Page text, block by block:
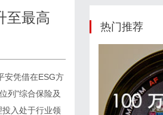
至最高
安凭借在ESG方
列"综合保险及
入处于行业领
热门推荐